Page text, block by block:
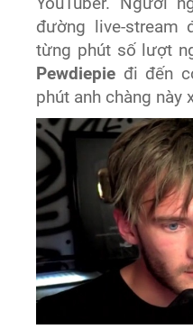
đường live-stream
từng phút số lượt
Pewdiepie đi đến
phút anh chàng này